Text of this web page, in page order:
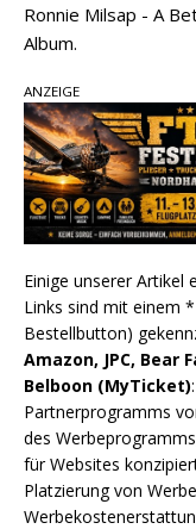
Ronnie Milsap - A
Album.
ANZEIGE
Einige unserer Artikel
Links sind mit einem
Bestellbutton)
Amazon, JPC, Bear
Belboon (MyTicket):
Partnerprogramms
des
für Websites
Platzierung von